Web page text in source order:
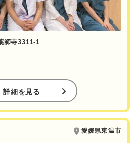
師寺3311-1
詳細を見る
愛媛県東温市